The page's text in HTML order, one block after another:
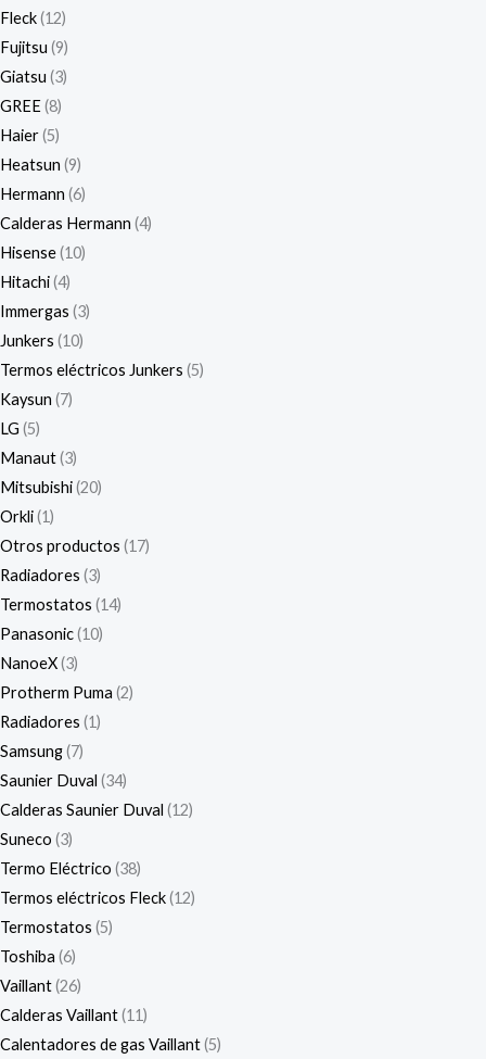
Fleck 12
Fujitsu 9
Giatsu 3
GREE 8
Haier 5
Heatsun 9
Hermann 6
Calderas Hermann 4
Hisense 10
Hitachi 4
Immergas 3
Junkers 10
Termos eléctricos Junkers 5
Kaysun 7
LG 5
Manaut 3
Mitsubishi 20
Orkli 1
Otros productos 17
Radiadores 3
Termostatos 14
Panasonic 10
NanoeX 3
Protherm Puma 2
Radiadores 1
Samsung 7
Saunier Duval 34
Calderas Saunier Duval 12
Suneco 3
Termo Eléctrico 38
Termos eléctricos Fleck 12
Termostatos 5
Toshiba 6
Vaillant 26
Calderas Vaillant 11
Calentadores de gas Vaillant 5